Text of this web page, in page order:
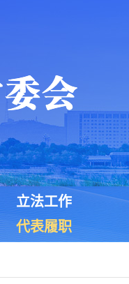
立法工作
代表履职